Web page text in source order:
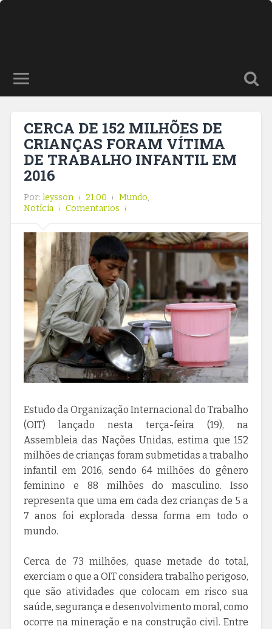
CERCA DE 152 MILHÕES DE
CRIANÇAS FORAM VÍTIMA
DE TRABALHO INFANTIL EM
2016
Por: leysson 21:00 Mundo,
Notícia
Comentarios
Estudo da Organização Internacional do Trabalho
(OIT) lançado nesta terça-feira (19), na
Assembleia das Nações Unidas, estima que 152
milhões de crianças foram submetidas a trabalho
infantil em 2016, sendo 64 milhões do gênero
feminino e 88 milhões do masculino. Isso
representa que uma em cada dez crianças de 5 a
7 anos foi explorada dessa forma em todo o
mundo.
Cerca de 73 milhões, quase metade do total,
exerciam o que a OIT considera trabalho perigoso,
que são atividades que colocam em risco sua
saúde, segurança e desenvolvimento moral, como
ocorre na mineração e na construção civil. Entre